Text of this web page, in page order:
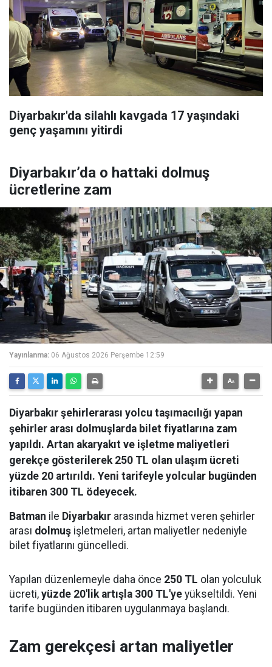
Diyarbakır'da silahlı kavgada 17 yaşındaki
genç yaşamını yitirdi
Diyarbakır’da o hattaki dolmuş
ücretlerine zam
Yayınlanma: 06 Ağustos 2026 Perşembe 12:59
Diyarbakır şehirlerarası yolcu taşımacılığı yapan
şehirler arası dolmuşlarda bilet fiyatlarına zam
yapıldı. Artan akaryakıt ve işletme maliyetleri
gerekçe gösterilerek 250 TL olan ulaşım ücreti
yüzde 20 artırıldı. Yeni tarifeyle yolcular bugünden
itibaren 300 TL ödeyecek.
Batman ile Diyarbakır arasında hizmet veren şehirler
arası dolmuş işletmeleri, artan maliyetler nedeniyle
bilet fiyatlarını güncelledi.
Yapılan düzenlemeyle daha önce 250 TL olan yolculuk
ücreti, yüzde 20'lik artışla 300 TL'ye yükseltildi. Yeni
tarife bugünden itibaren uygulanmaya başlandı.
Zam gerekçesi artan maliyetler